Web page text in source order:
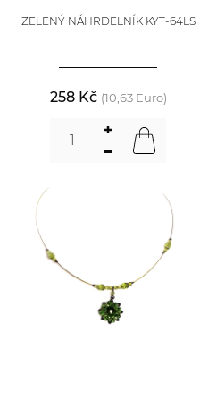
ZELENÝ NÁHRDELNÍK KYT-64LS
258 Kč (10,63 Euro)